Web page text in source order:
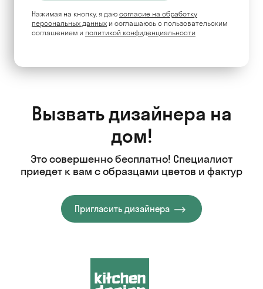
Нажимая на кнопку, я даю согласие на обработку
персональных данных и соглашаюсь c пользовательским
соглашением и политикой конфиденциальности
Вызвать дизайнера на
дом!
Это совершенно бесплатно! Специалист
приедет к вам с образцами цветов и фактур
Пригласить дизайнера